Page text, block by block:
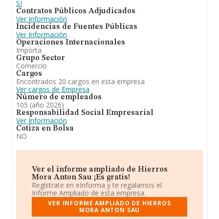
SI
Contratos Públicos Adjudicados
Ver Información
Incidencias de Fuentes Públicas
Ver Información
Operaciones Internacionales
Importa
Grupo Sector
Comercio
Cargos
Encontrados 20 cargos en esta empresa
Ver cargos de Empresa
Número de empleados
105 (año 2026)
Responsabilidad Social Empresarial
Ver Información
Cotiza en Bolsa
NO
Ver el informe ampliado de Hierros
Mora Anton Sau ¡Es gratis!
Regístrate en eInforma y te regalamos el
Informe Ampliado de esta empresa.
VER INFORME AMPLIADO DE HIERROS
MORA ANTON SAU